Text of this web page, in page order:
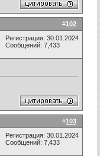
#102
Регистрация: 30.01.2024
Сообщений: 7,433
#103
Регистрация: 30.01.2024
Сообщений: 7,433